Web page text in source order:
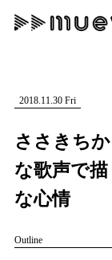
記事を検索する
"読者の声を
MENU
記事一覧
2018.11.30 Fri
ささきち
な歌声で
な心情
Outline